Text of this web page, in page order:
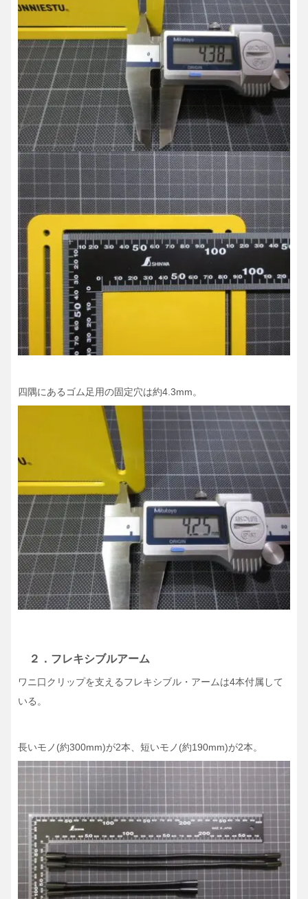
四隅にあるゴム足用の固定穴は約4.3mm。
２．フレキシブルアーム
ワニ口クリップを支えるフレキシブル・アームは4本付属して
いる。
長いモノ(約300mm)が2本、短いモノ(約190mm)が2本。